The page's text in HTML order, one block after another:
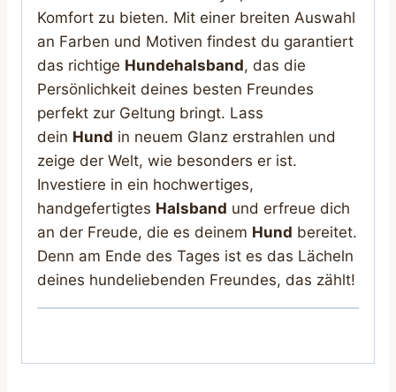
Komfort zu bieten. Mit einer breiten Auswahl
an Farben und Motiven findest du garantiert
das richtige Hundehalsband, das die
Persönlichkeit deines besten Freundes
perfekt zur Geltung bringt. Lass
dein Hund in neuem Glanz erstrahlen und
zeige der Welt, wie besonders er ist.
Investiere in ein hochwertiges,
handgefertigtes Halsband und erfreue dich
an der Freude, die es deinem Hund bereitet.
Denn am Ende des Tages ist es das Lächeln
deines hundeliebenden Freundes, das zählt!